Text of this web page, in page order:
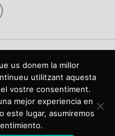
reservats / Todos los derechos
la difusió de contingut sobre la
és propietat de la
a la difusión de contenido sobre
escudo deNHLmania.com es
web.
us donem la millor
utilitzant aquesta
vostre consentiment.
mejor experiencia en
este lugar, asumiremos